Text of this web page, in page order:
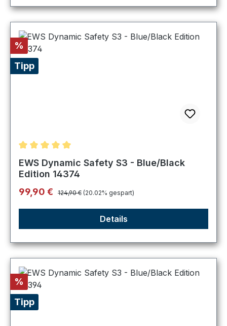
Rabatt
%
Tipp
Durchschnittliche Bewertung von 5 von 5 Sternen
EWS Dynamic Safety S3 - Blue/Black
Edition 14374
Verkaufspreis:
99,90 € Regulärer Preis:
124,90 € (20.02% gespart)
Details
Rabatt
%
Tipp